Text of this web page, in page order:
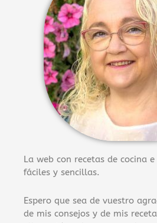
La web con recetas de cocina e
fáciles y sencillas.
Espero que sea de vuestro
de mis consejos y de mis